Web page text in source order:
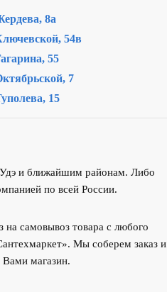
8а
54в
55
7
15
и ближайшим районам. Либо
по всей России.
самовывоз товара с любого
Мы соберем заказ и
магазин.